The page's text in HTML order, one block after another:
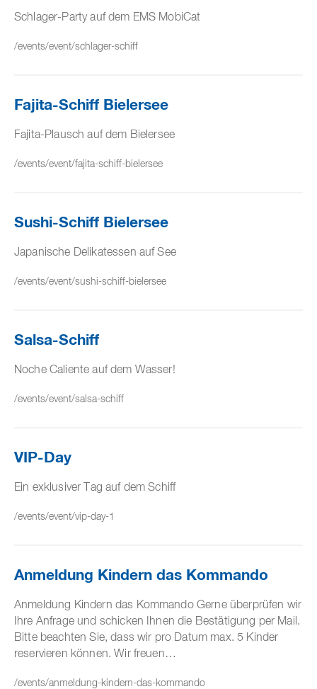
Schlager-Party auf dem EMS MobiCat
/events/event/schlager-schiff
Fajita-Schiff Bielersee
Fajita-Plausch auf dem Bielersee
/events/event/fajita-schiff-bielersee
Sushi-Schiff Bielersee
Japanische Delikatessen auf See
/events/event/sushi-schiff-bielersee
Salsa-Schiff
Noche Caliente auf dem Wasser!
/events/event/salsa-schiff
VIP-Day
Ein exklusiver Tag auf dem Schiff
/events/event/vip-day-1
Anmeldung Kindern das Kommando
Anmeldung Kindern das Kommando Gerne überprüfen wir
Ihre Anfrage und schicken Ihnen die Bestätigung per Mail.
Bitte beachten Sie, dass wir pro Datum max. 5 Kinder
reservieren können. Wir freuen…
/events/anmeldung-kindern-das-kommando